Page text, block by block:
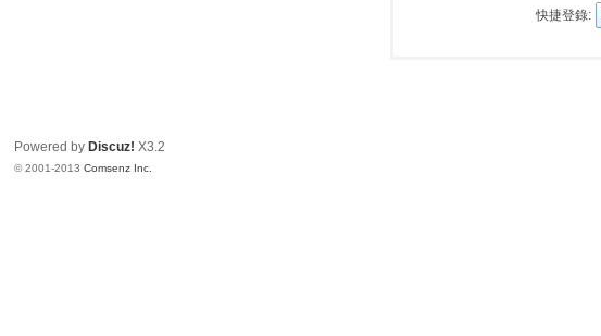
快捷登錄:
Powered by Discuz! X3.2
© 2001-2013Comsenz Inc.